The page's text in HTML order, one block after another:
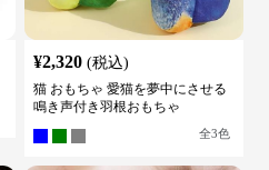
¥2,320 (税込)
猫 おもちゃ 愛猫を夢中にさせる
鳴き声付き羽根おもちゃ
全3色